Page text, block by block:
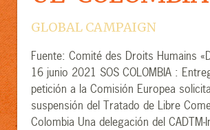
GLOBAL CAMPAIGN
Fuente: Comité des Droits Humains
16 junio 2021 SOS COLOMBIA :
petición a la Comisión Europea
suspensión del Tratado de Libre
Colombia Una delegación del CADTM-